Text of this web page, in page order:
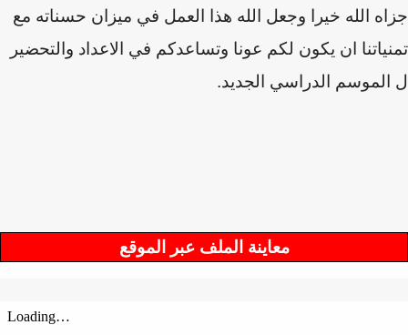
الله خيرا وجعل الله هذا العمل في ميزان حسناتهمع
ان يكون لكم عونا وتساعدكم في الاعداد والتحضير
الدراسي الجديد.
معاينة الملف عبر الموقع